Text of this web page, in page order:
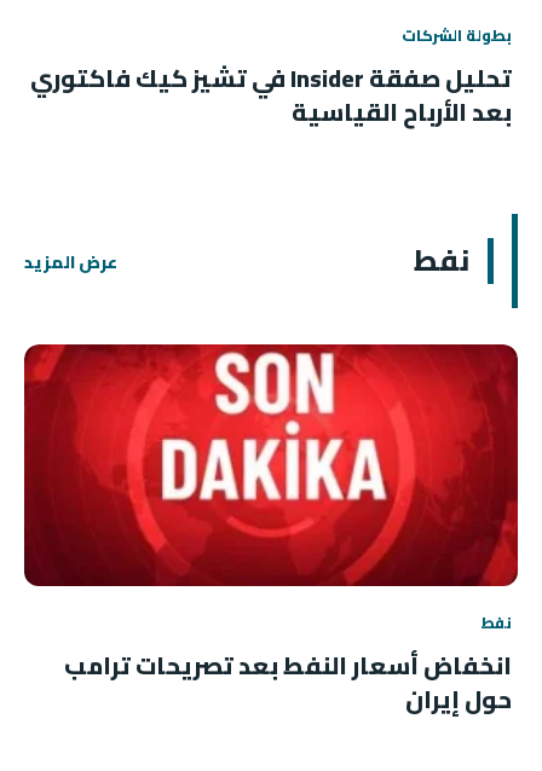
بطولة الشركات
تحليل صفقة Insider في تشيز كيك فاكتوري
بعد الأرباح القياسية
نفط عرض المزيد
نفط
انخفاض أسعار النفط بعد تصريحات ترامب
حول إيران